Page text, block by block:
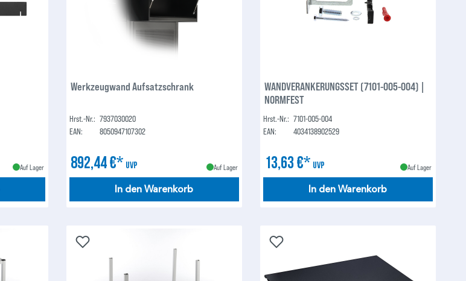
Auf Lager
Werkzeugwand Aufsatzschrank
Hrst.-Nr.: 7937030020
EAN:
8050947107302
892,44 €* UVP Auf Lager
In den Warenkorb
WANDVERANKERUNGSSET (7101-005-004) |
NORMFEST
Hrst.-Nr.: 7101-005-004
EAN:
4034138902529
13,63 €* UVP Auf Lager
In den Warenkorb